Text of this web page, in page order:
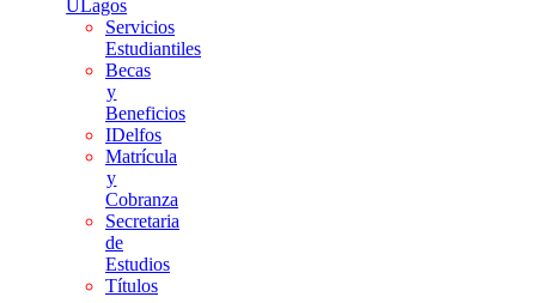
ULagos
Servicios
Estudiantiles
Becas
y
Beneficios
IDelfos
Matrícula
y
Cobranza
Secretaria
de
Estudios
Títulos